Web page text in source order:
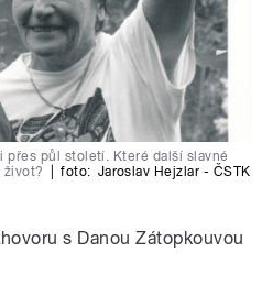
přes půl století. Které další slavné
život?
foto: Jaroslav Hejzlar - ČSTK
s Danou Zátopkouvou